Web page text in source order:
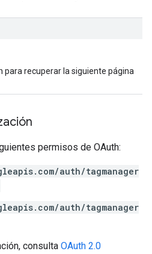
para recuperar la siguiente página
permisos de OAuth:
auth/tagmanager
auth/tagmanager
consulta OAuth 2.0